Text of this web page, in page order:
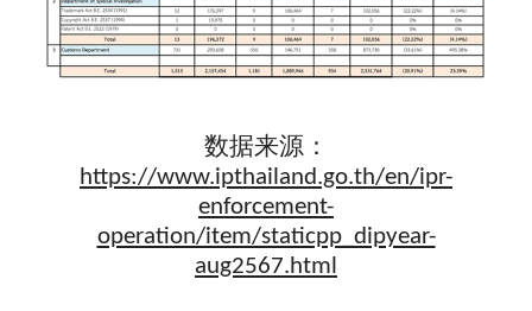
数据来源：
https://www.ipthailand.go.th/en/ipr-
enforcement-
operation/item/staticpp_dipyear-
aug2567.html